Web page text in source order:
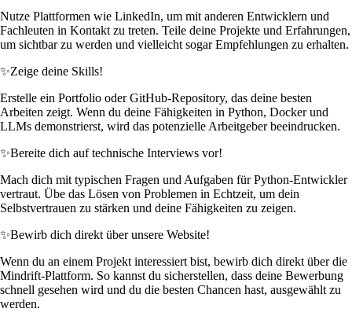
Nutze Plattformen wie LinkedIn, um mit anderen Entwicklern und
Fachleuten in Kontakt zu treten. Teile deine Projekte und Erfahrungen,
um sichtbar zu werden und vielleicht sogar Empfehlungen zu erhalten.
✨Zeige deine Skills!
Erstelle ein Portfolio oder GitHub-Repository, das deine besten
Arbeiten zeigt. Wenn du deine Fähigkeiten in Python, Docker und
LLMs demonstrierst, wird das potenzielle Arbeitgeber beeindrucken.
✨Bereite dich auf technische Interviews vor!
Mach dich mit typischen Fragen und Aufgaben für Python-Entwickler
vertraut. Übe das Lösen von Problemen in Echtzeit, um dein
Selbstvertrauen zu stärken und deine Fähigkeiten zu zeigen.
✨Bewirb dich direkt über unsere Website!
Wenn du an einem Projekt interessiert bist, bewirb dich direkt über die
Mindrift-Plattform. So kannst du sicherstellen, dass deine Bewerbung
schnell gesehen wird und du die besten Chancen hast, ausgewählt zu
werden.